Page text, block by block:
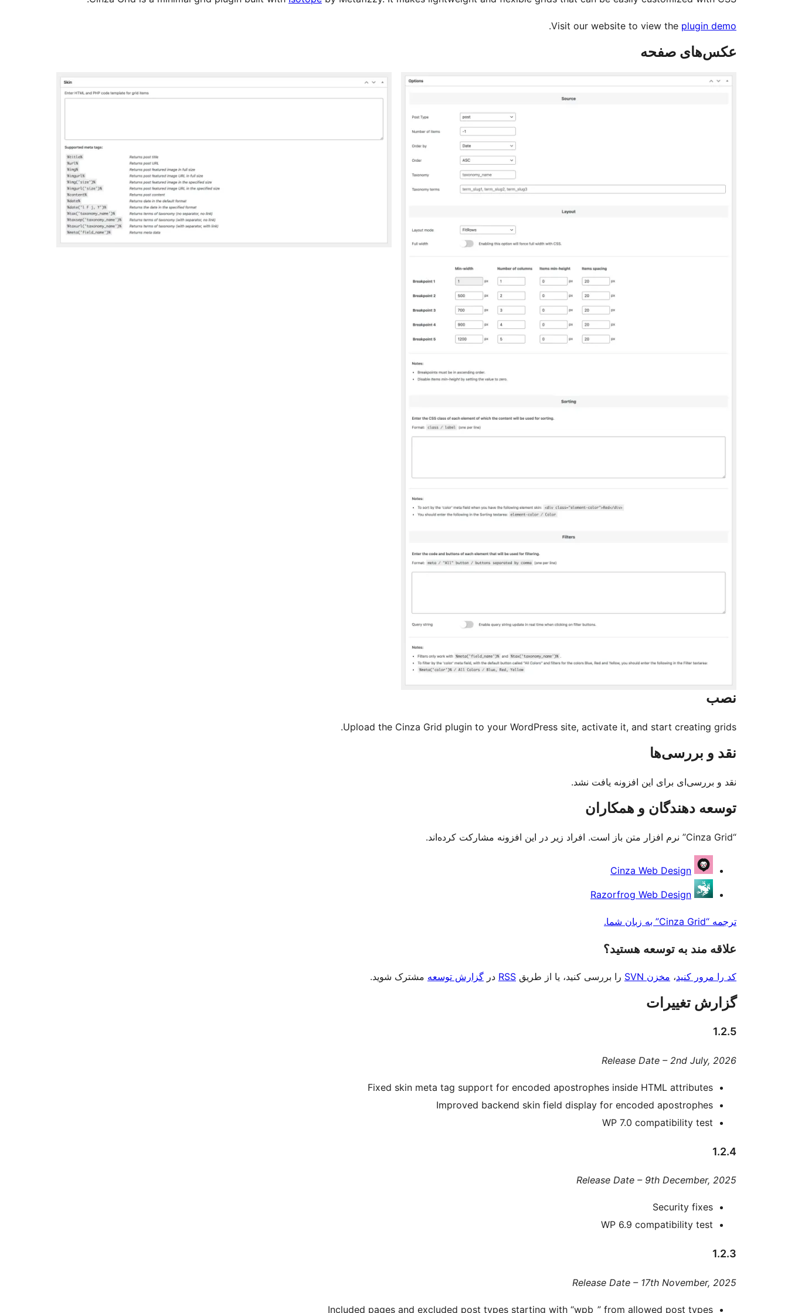
Visit our website to view the plugin demo
.
عکس‌های صفحه
نصب
Upload the Cinza Grid plugin to your WordPress site, activate it, and start creating grids.
نقد و بررسی‌ها
نقد و بررسی‌ای برای این افزونه یافت نشد.
توسعه دهندگان و همکاران
“Cinza Grid” نرم افزار متن باز است. افراد زیر در این افزونه مشارکت کرده‌اند.
مشارکت
کنندگان
Cinza Web Design
Razorfrog Web Design
ترجمه “Cinza Grid” به زبان شما.
علاقه‌ مند به توسعه هستید؟
کد را مرور کنید، مخزن SVN را بررسی کنید، یا از طریق RSS در گزارش توسعه مشترک شوید.
گزارش تغییرات
1.2.5
Release Date – 2nd July, 2026
Fixed skin meta tag support for encoded apostrophes inside HTML attributes
Improved backend skin field display for encoded apostrophes
WP 7.0 compatibility test
1.2.4
Release Date – 9th December, 2025
Security fixes
WP 6.9 compatibility test
1.2.3
Release Date – 17th November, 2025
Included pages and excluded post types starting with “wpb_” from allowed post types